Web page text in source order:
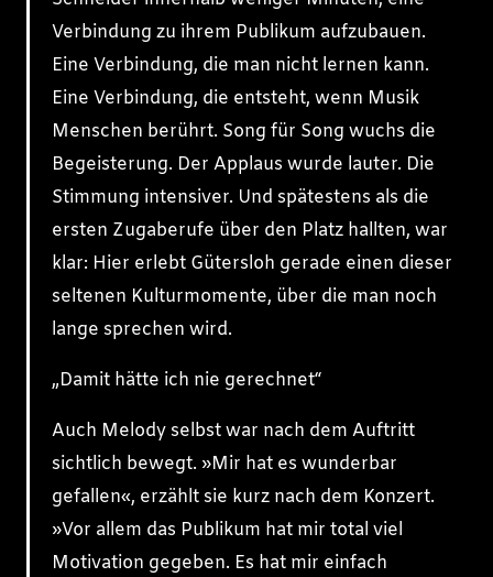
Verbindung zu ihrem Publikum aufzubauen.
Eine Verbindung, die man nicht lernen kann.
Eine Verbindung, die entsteht, wenn Musik
Menschen berührt. Song für Song wuchs die
Begeisterung. Der Applaus wurde lauter. Die
Stimmung intensiver. Und spätestens als die
ersten Zugaberufe über den Platz hallten, war
klar: Hier erlebt Gütersloh gerade einen dieser
seltenen Kulturmomente, über die man noch
lange sprechen wird.
„Damit hätte ich nie gerechnet“
Auch Melody selbst war nach dem Auftritt
sichtlich bewegt. »Mir hat es wunderbar
gefallen«, erzählt sie kurz nach dem Konzert.
»Vor allem das Publikum hat mir total viel
Motivation gegeben. Es hat mir einfach